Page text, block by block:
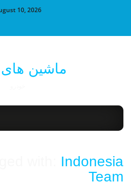
August 10, 2026
ماشین های
with:Indonesia
Team